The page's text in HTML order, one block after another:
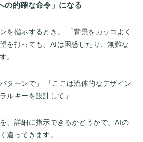
の的確な命令」になる
を指示するとき。 「背景をカッコよく
を打っても、AIは困惑したり、無難な
。
ターンで」 「ここは流体的なデザイン
ルキーを設計して」
、詳細に指示できるかどうかで、AIの
違ってきます。